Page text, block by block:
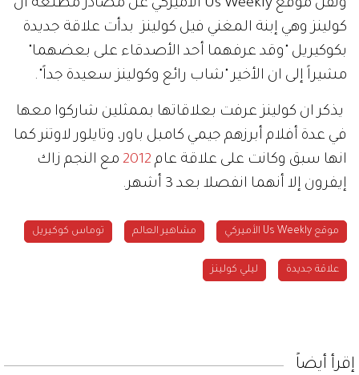
ونقل موقع Us Weekly الأميركي عن مصادر مطلعة أن
كولينز وهي إبنة المغني فيل كولينز بدأت علاقة جديدة
بكوكيريل "وقد عرفهما أحد الأصدقاء على بعضهما"
مشيراً إلى ان الأخير "شاب رائع وكولينز سعيدة جداً".
يذكر ان كولينز عرفت بعلاقاتها بممثلين شاركوا معها
في عدة أفلام أبرزهم جيمي كامبل باور، وتايلور لاوتنر كما
انها سبق وكانت على علاقة عام 2012 مع النجم زاك
إيفرون إلا أنهما انفصلا بعد 3 أشهر.
موقع Us Weekly الأميركي مشاهير العالم توماس كوكيريل
علاقة جديدة ليلي كولينز
إقرأ أيضاً